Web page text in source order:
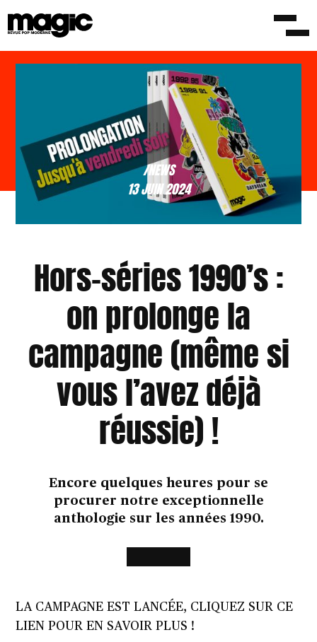
/NEWS
13 JUIN 2024
Hors-séries 1990’s :
on prolonge la
campagne (même si
vous l’avez déjà
réussie) !
Encore quelques heures pour se
procurer notre exceptionnelle
anthologie sur les années 1990.
LA CAMPAGNE EST LANCÉE, CLIQUEZ SUR CE
LIEN POUR EN SAVOIR PLUS !